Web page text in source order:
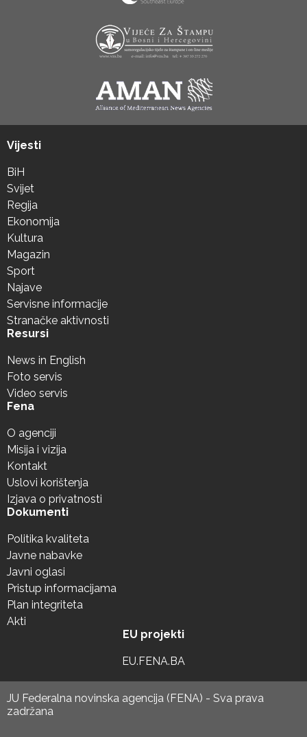
Vijesti
BiH
Svijet
Regija
Ekonomija
Kultura
Magazin
Sport
Najave
Servisne informacije
Stranačke aktivnosti
Resursi
News in English
Foto servis
Video servis
Fena
O agenciji
Misija i vizija
Kontakt
Uslovi korištenja
Izjava o privatnosti
Dokumenti
Politika kvaliteta
Javne nabavke
Javni oglasi
Pristup informacijama
Plan integriteta
Akti
EU projekti
EU.FENA.BA
JU Federalna novinska agencija (FENA) - Sva prava
zadržana